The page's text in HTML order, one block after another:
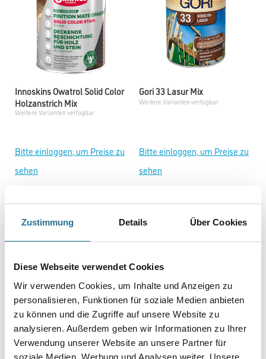
Zustimmung Details Über Cookies
Diese Webseite verwendet Cookies
Wir verwenden Cookies, um Inhalte und Anzeigen zu
personalisieren, Funktionen für soziale Medien anbieten
zu können und die Zugriffe auf unsere Website zu
analysieren. Außerdem geben wir Informationen zu Ihrer
Verwendung unserer Website an unsere Partner für
soziale Medien, Werbung und Analysen weiter. Unsere
Innoskins Owatrol Solid Color
Holzanstrich Mix
Weitere Varianten verfügbar
Bitte einloggen, um Preise zu
sehen
Gori 33 Lasur Mix
Weitere Varianten verfügbar
Bitte einloggen, um Preise zu
sehen
Gori 79 Lasur
Weitere Varianten verfügbar
Farbauswahl
Caparol Capadur GreyWood
Mix